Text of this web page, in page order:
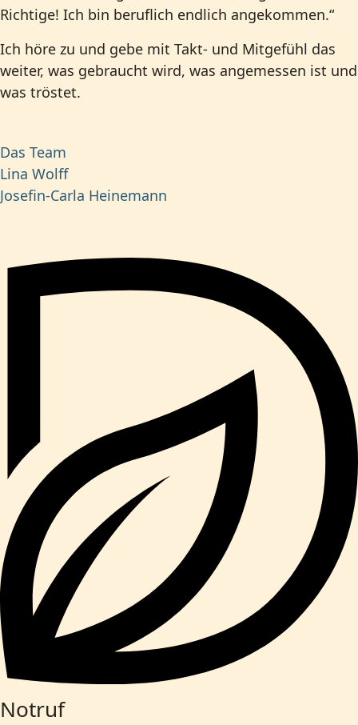
Richtige! Ich bin beruflich endlich angekommen.“
Ich höre zu und gebe mit Takt- und Mitgefühl das
weiter, was gebraucht wird, was angemessen ist und
was tröstet.
Das Team
Lina Wolff
Josefin-Carla Heinemann
Notruf